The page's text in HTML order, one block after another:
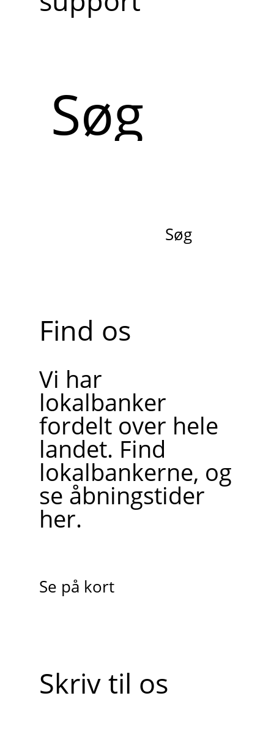
Søg
Find os
Vi har
lokalbanker
fordelt over hele
landet. Find
lokalbankerne, og
se åbningstider
her.
Se på kort
Skriv til os